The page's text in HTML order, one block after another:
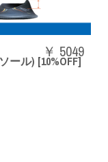
SHBAZ2M
パワークッショ